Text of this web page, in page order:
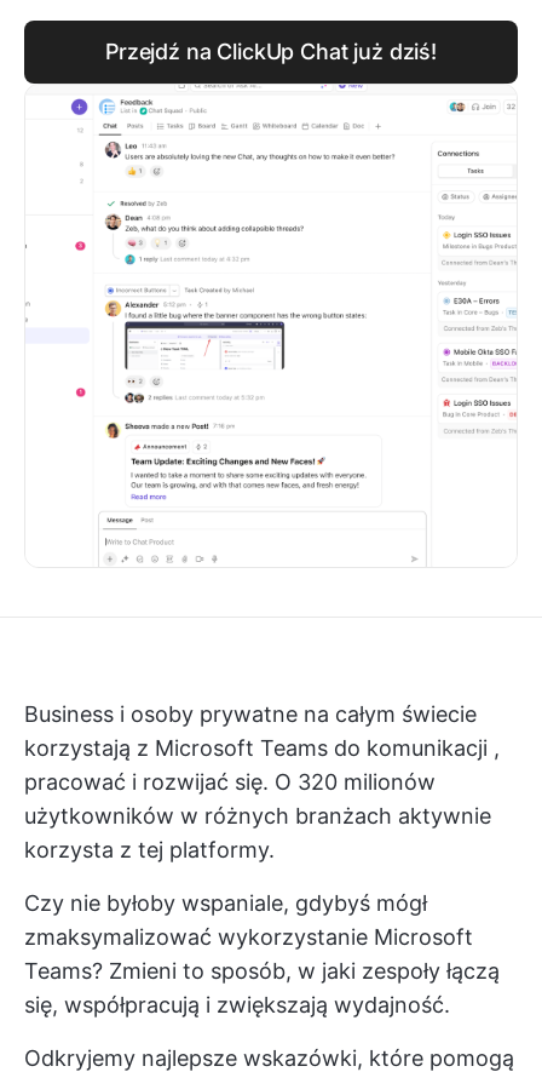
Przejdź na ClickUp Chat już dziś!
Business i osoby prywatne na całym świecie
korzystają z Microsoft Teams do komunikacji ,
pracować i rozwijać się. O 320 milionów
użytkowników w różnych branżach aktywnie
korzysta z tej platformy.
Czy nie byłoby wspaniale, gdybyś mógł
zmaksymalizować wykorzystanie Microsoft
Teams? Zmieni to sposób, w jaki zespoły łączą
się, współpracują i zwiększają wydajność.
Odkryjemy najlepsze wskazówki, które pomogą